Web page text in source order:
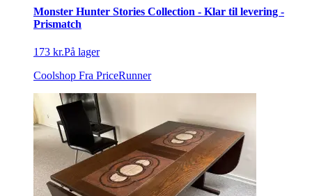
Monster Hunter Stories Collection - Klar til levering -
Prismatch
173 kr.På lager
Coolshop Fra PriceRunner